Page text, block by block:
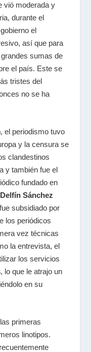
vió moderada y
durante el
el
así que para
grandes sumas de
el país. Este se
tristes del
no se ha
el periodismo tuvo
y la censura se
clandestinos
y también fue el
fundado en
Sánchez
subsidiado por
los periódicos
vez técnicas
la entrevista, el
los servicios
, lo que le atrajo un
en su
primeras
linotipos.